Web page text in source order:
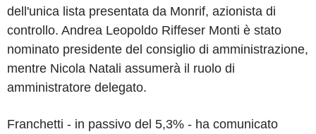
dell'unica lista presentata da Monrif, azionista di
controllo. Andrea Leopoldo Riffeser Monti è stato
nominato presidente del consiglio di amministrazione,
mentre Nicola Natali assumerà il ruolo di
amministratore delegato.
Franchetti - in passivo del 5,3% - ha comunicato